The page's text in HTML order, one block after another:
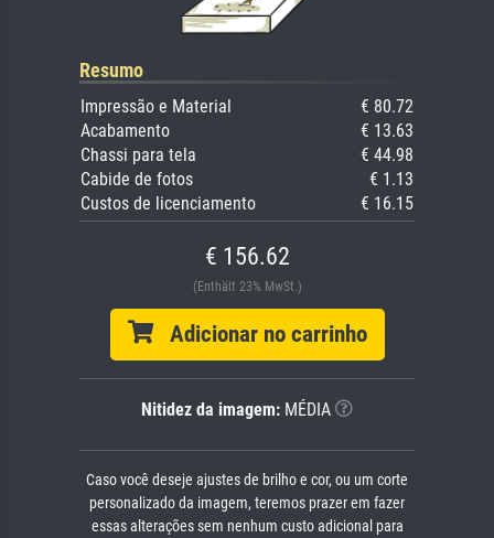
Resumo
Impressão e Material
€ 80.72
Acabamento
€ 13.63
Chassi para tela
€ 44.98
Cabide de fotos
€ 1.13
Custos de licenciamento
€ 16.15
€ 156.62
(Enthält 23% MwSt.)
Adicionar no carrinho
Nitidez da imagem: MÉDIA
Caso você deseje ajustes de brilho e cor, ou um corte
personalizado da imagem, teremos prazer em fazer
essas alterações sem nenhum custo adicional para